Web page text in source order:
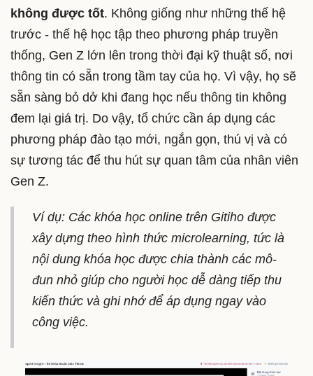
không được tốt. Không giống như những thế hệ
trước - thế hệ học tập theo phương pháp truyền
thống, Gen Z lớn lên trong thời đại kỹ thuật số, nơi
thông tin có sẵn trong tầm tay của họ. Vì vậy, họ sẽ
sẵn sàng bỏ dở khi đang học nếu thông tin không
đem lại giá trị. Do vậy, tổ chức cần áp dụng các
phương pháp đào tạo mới, ngắn gọn, thú vị và có
sự tương tác để thu hút sự quan tâm của nhân viên
Gen Z.
Ví dụ: Các khóa học online trên Gitiho được
xây dựng theo hình thức microlearning, tức là
nội dung khóa học được chia thành các mô-
đun nhỏ giúp cho người học dễ dàng tiếp thu
kiến thức và ghi nhớ để áp dụng ngay vào
công việc.